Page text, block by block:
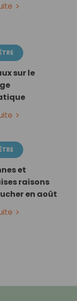
sur le
et
raisons
en août